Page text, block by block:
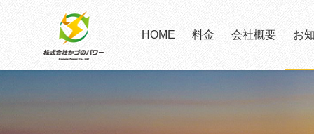
HOME 料金 会社概要 お